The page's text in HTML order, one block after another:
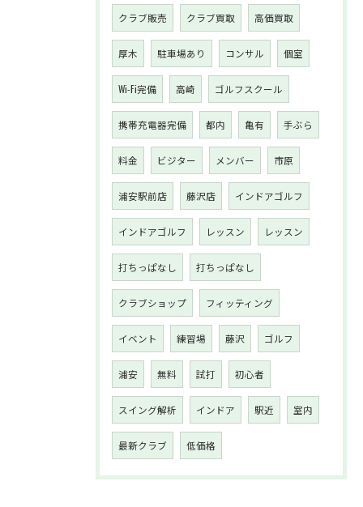
クラブ販売 クラブ買取 高価買取
厚木 駐車場あり コンサル 個室
Wi-Fi完備 高崎 ゴルフスクール
携帯充電器完備 都内 亀有 手ぶら
料金 ビジター メンバー 市原
浦安駅前店 藤沢店 インドアゴルフ
インドアゴルフ レッスン レッスン
打ちっぱなし 打ちっぱなし
クラブショップ フィッティング
イベント 練習場 藤沢 ゴルフ
浦安 無料 試打 初心者
スイング解析 インドア 駅近 室内
最新クラブ 低価格